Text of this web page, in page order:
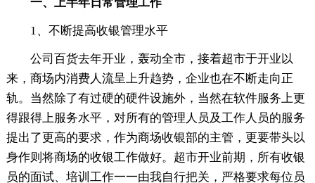
1、不断提高收银管理水平
公司百货去年开业，轰动全市，接着超市于开业以
来，商场内消费人流呈上升趋势，企业也在不断走向正
轨。当然除了有过硬的硬件设施外，当然在软件服务上更
得跟得上服务水平，对所有的管理人员及工作人员的服务
提出了更高的要求，作为商场收银部的主管，更要带头以
身作则将商场的收银工作做好。超市开业前期，所有收银
员的面试、培训工作一一由我自行把关，严格要求每位员